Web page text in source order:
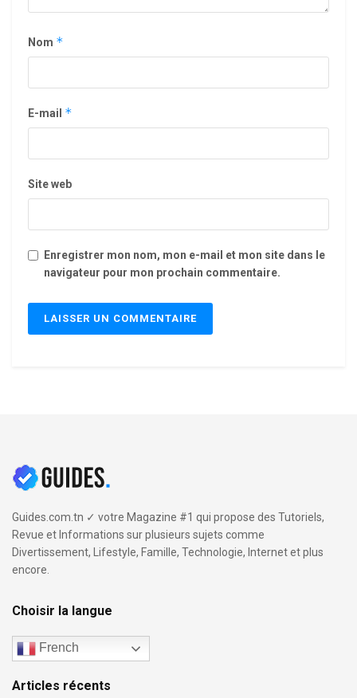
Nom *
E-mail *
Site web
Enregistrer mon nom, mon e-mail et mon site dans le
navigateur pour mon prochain commentaire.
Guides.com.tn ✓ votre Magazine #1 qui propose des Tutoriels,
Revue et Informations sur plusieurs sujets comme
Divertissement, Lifestyle, Famille, Technologie, Internet et plus
encore.
Choisir la langue
French
Articles récents